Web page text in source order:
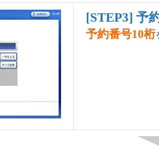
[STEP3] 予
予約番号10桁